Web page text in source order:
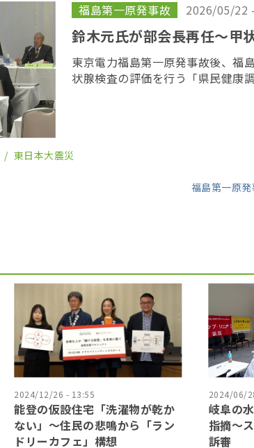
福島第一原発事故 2026/05/22
鈴木元氏が部会長再任〜甲
東京電力福島第一原発事故後、福
状腺検査の評価を行う「県民健康
東日本大震災
福島第一原
2024/12/26 - 13:55
能登の仮設住宅「洗濯物が乾か
ない」〜住民の悲鳴から「ラン
ドリーカフェ」構想
2024/06/
岐阜の
指摘〜
訴審